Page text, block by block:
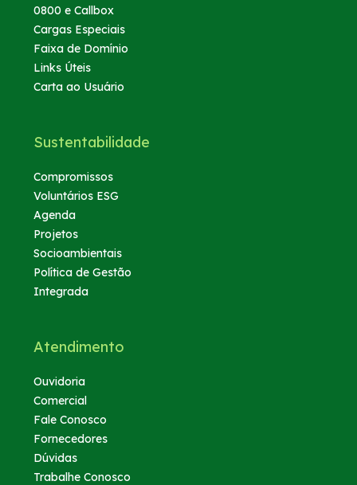
0800 e Callbox
Cargas Especiais
Faixa de Domínio
Links Úteis
Carta ao Usuário
Sustentabilidade
Compromissos
Voluntários ESG
Agenda
Projetos
Socioambientais
Política de Gestão
Integrada
Atendimento
Ouvidoria
Comercial
Fale Conosco
Fornecedores
Dúvidas
Trabalhe Conosco